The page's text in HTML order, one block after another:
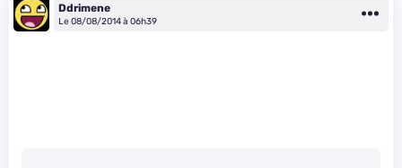
Ddrimene
Le 08/08/2014 à 06h39